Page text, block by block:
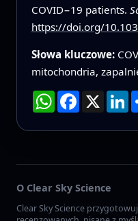
COVID−19 patients.
https://doi.org/
Słowa kluczowe:
mitochondria,
WhatsApp
Facebook
X
O Clear Sky Science
Clear Sky Science